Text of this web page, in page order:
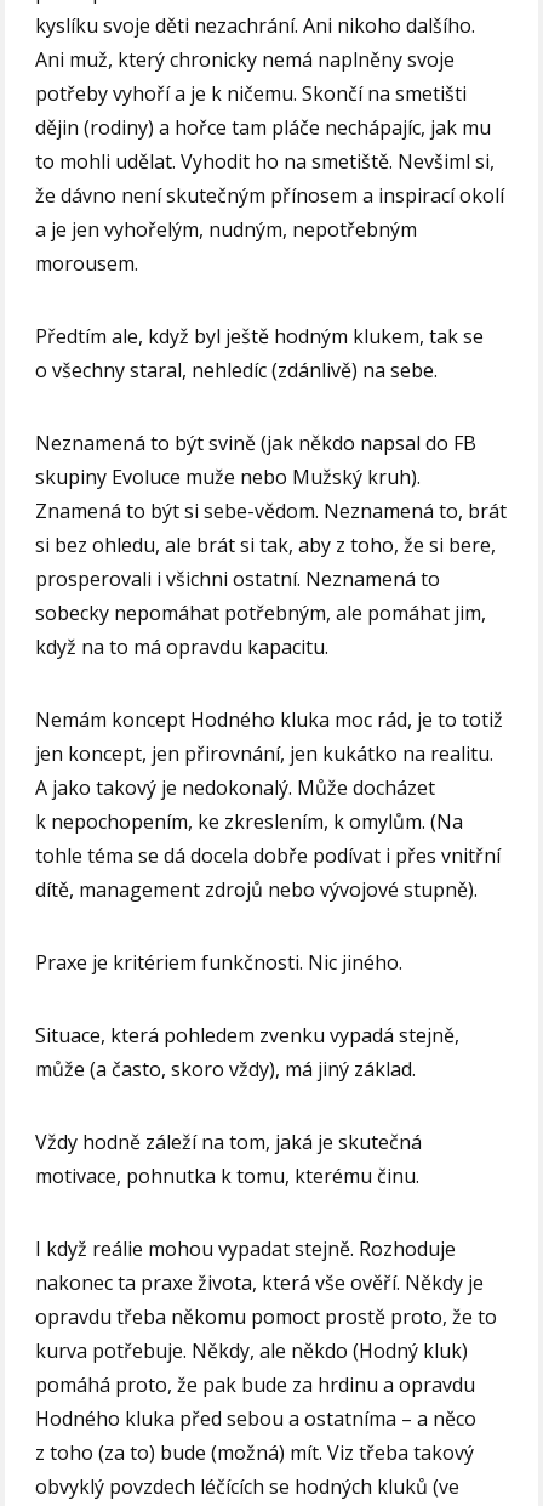
kyslíku svoje děti nezachrání. Ani nikoho dalšího.
Ani muž, který chronicky nemá naplněny svoje
potřeby vyhoří a je k ničemu. Skončí na smetišti
dějin (rodiny) a hořce tam pláče nechápajíc, jak mu
to mohli udělat. Vyhodit ho na smetiště. Nevšiml si,
že dávno není skutečným přínosem a inspirací okolí
a je jen vyhořelým, nudným, nepotřebným
morousem.
Předtím ale, když byl ještě hodným klukem, tak se
o všechny staral, nehledíc (zdánlivě) na sebe.
Neznamená to být svině (jak někdo napsal do FB
skupiny Evoluce muže nebo Mužský kruh).
Znamená to být si sebe-vědom. Neznamená to, brát
si bez ohledu, ale brát si tak, aby z toho, že si bere,
prosperovali i všichni ostatní. Neznamená to
sobecky nepomáhat potřebným, ale pomáhat jim,
když na to má opravdu kapacitu.
Nemám koncept Hodného kluka moc rád, je to totiž
jen koncept, jen přirovnání, jen kukátko na realitu.
A jako takový je nedokonalý. Může docházet
k nepochopením, ke zkreslením, k omylům. (Na
tohle téma se dá docela dobře podívat i přes vnitřní
dítě, management zdrojů nebo vývojové stupně).
Praxe je kritériem funkčnosti. Nic jiného.
Situace, která pohledem zvenku vypadá stejně,
může (a často, skoro vždy), má jiný základ.
Vždy hodně záleží na tom, jaká je skutečná
motivace, pohnutka k tomu, kterému činu.
I když reálie mohou vypadat stejně. Rozhoduje
nakonec ta praxe života, která vše ověří. Někdy je
opravdu třeba někomu pomoct prostě proto, že to
kurva potřebuje. Někdy, ale někdo (Hodný kluk)
pomáhá proto, že pak bude za hrdinu a opravdu
Hodného kluka před sebou a ostatníma – a něco
z toho (za to) bude (možná) mít. Viz třeba takový
obvyklý povzdech léčících se hodných kluků (ve